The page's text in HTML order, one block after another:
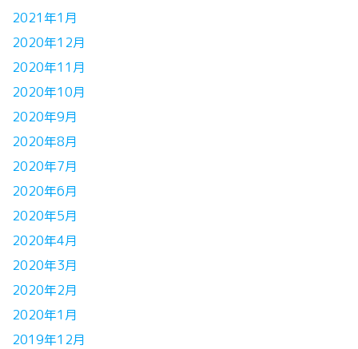
2021年1月
2020年12月
2020年11月
2020年10月
2020年9月
2020年8月
2020年7月
2020年6月
2020年5月
2020年4月
2020年3月
2020年2月
2020年1月
2019年12月